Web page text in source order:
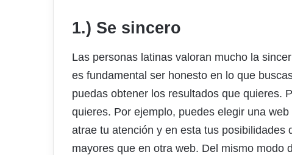
1.) Se sincero
Las personas latinas valoran mucho la
es fundamental ser honesto en lo que
puedas obtener los resultados que quieres.
quieres. Por ejemplo, puedes elegir una web
atrae tu atención y en esta tus
mayores que en otra web. Del mismo modo